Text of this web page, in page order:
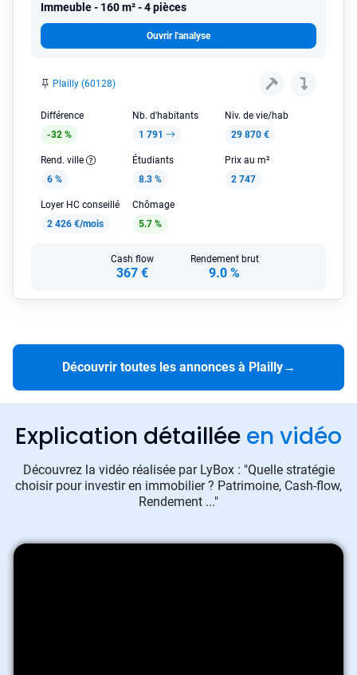
Immeuble 160 m² - 4 pièces
Ouvrir l'analyse
Plailly (60128)
Différence
-32 %
Nb. d'habitants
1 791
Niv. de vie/hab
29 870 €
Rend. ville
6 %
Étudiants
8.3 %
Prix au m²
2 747
Loyer HC conseillé
2 426 €/mois
Chômage
5.7 %
Cash flow
367 €
Rendement brut
9.0 %
Découvrir toutes les annonces à Plailly→
Explication détaillée en vidéo
Découvrez la vidéo réalisée par LyBox : "Quelle stratégie
choisir pour investir en immobilier ? Patrimoine, Cash-flow,
Rendement ..."